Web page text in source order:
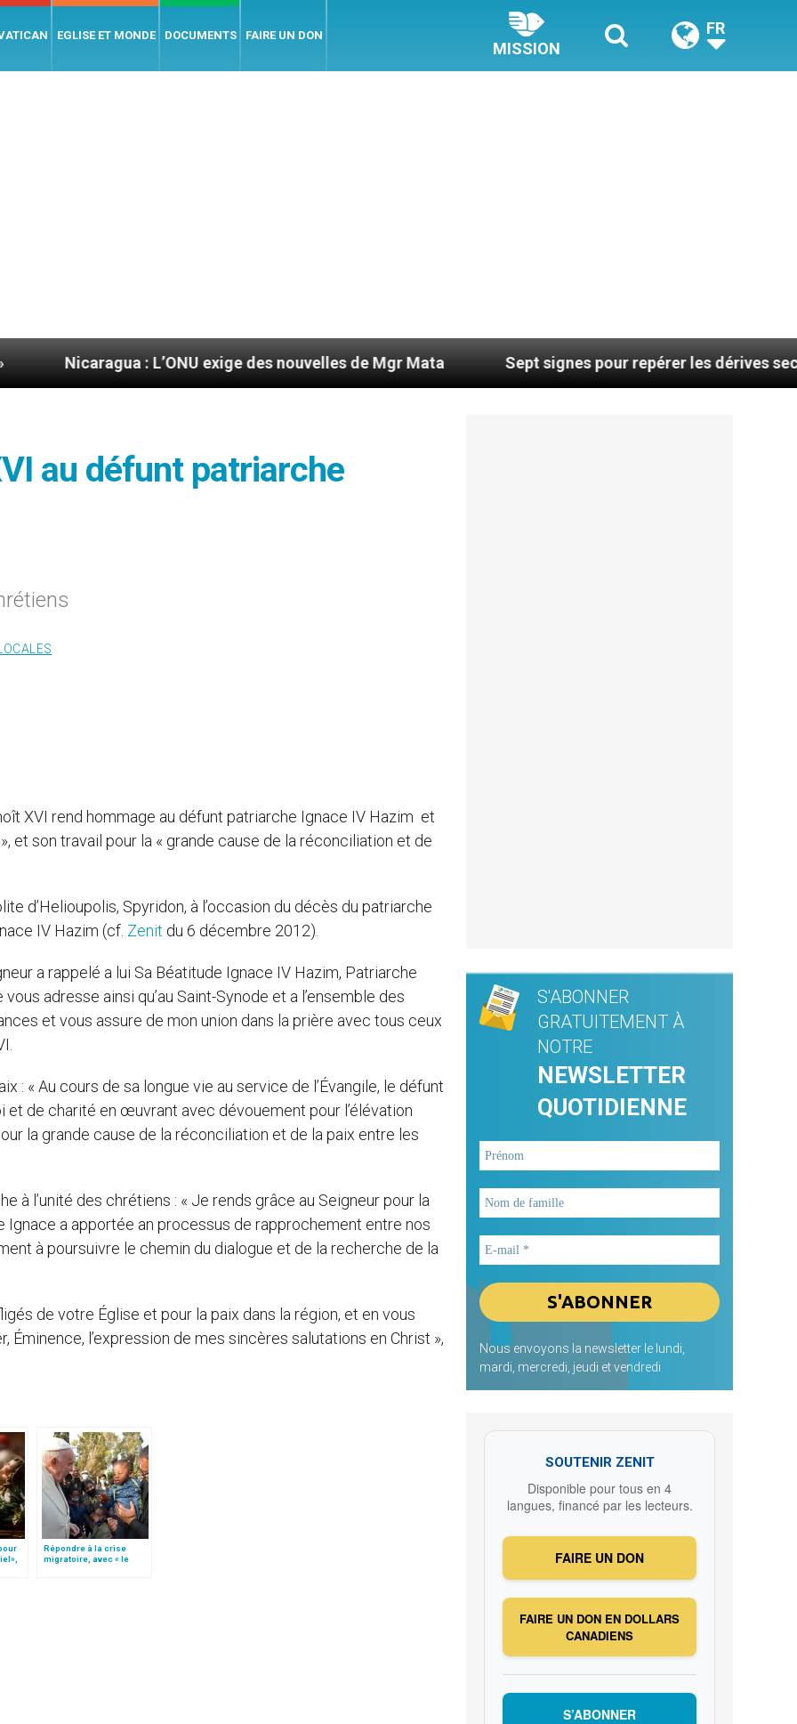
EGLISE ET MONDE DOCUMENTS FAIRE UN DON
MISSION
FR
: L’ONU exige des nouvelles de Mgr Mata Sept signes pour repérer les dérives sectaires du
au défunt patriarche
XVI rend hommage au défunt patriarche Ignace IV Hazim et
et son travail pour la « grande cause de la réconciliation et de
d’Helioupolis, Spyridon, à l’occasion du décès du patriarche
IV Hazim (cf. Zenit du 6 décembre 2012).
a rappelé a lui Sa Béatitude Ignace IV Hazim, Patriarche
adresse ainsi qu’au Saint-Synode et a l’ensemble des
et vous assure de mon union dans la prière avec tous ceux
: « Au cours de sa longue vie au service de l’Évangile, le défunt
de charité en œuvrant avec dévouement pour l’élévation
la grande cause de la réconciliation et de la paix entre les
à l’unité des chrétiens : « Je rends grâce au Seigneur pour la
a apportée an processus de rapprochement entre nos
à poursuivre le chemin du dialogue et de la recherche de la
de votre Église et pour la paix dans la région, et en vous
Éminence, l’expression de mes sincères salutations en Christ »,
Répondre à la crise
migratoire, avec « le
S'ABONNER
GRATUITEMENT À
NOTRE
NEWSLETTER
QUOTIDIENNE
Nous envoyons la newsletter le lundi,
mardi, mercredi, jeudi et vendredi
SOUTENIR ZENIT
Disponible pour tous en 4
langues, financé par les lecteurs.
FAIRE UN DON
FAIRE UN DON EN DOLLARS
CANADIENS
S’ABONNER